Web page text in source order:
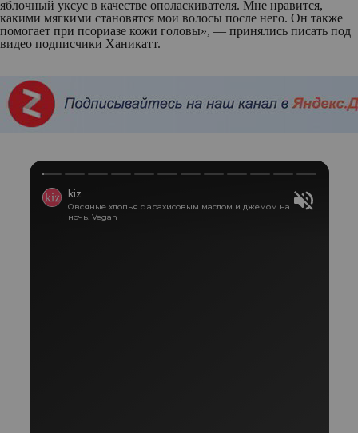
яблочный уксус в качестве ополаскивателя. Мне нравится,
какими мягкими становятся мои волосы после него. Он также
помогает при псориазе кожи головы», — принялись писать под
видео подписчики Ханикатт.